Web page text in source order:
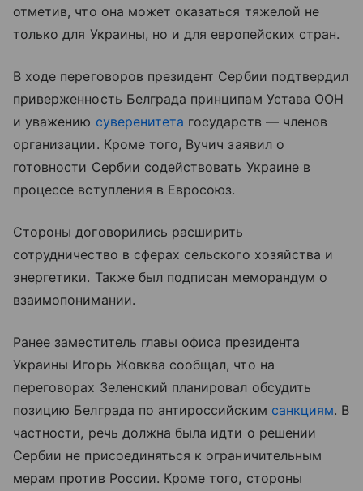
отметив, что она может оказаться тяжелой не
только для Украины, но и для европейских стран.
В ходе переговоров президент Сербии подтвердил
приверженность Белграда принципам Устава ООН
и уважению суверенитета государств — членов
организации. Кроме того, Вучич заявил о
готовности Сербии содействовать Украине в
процессе вступления в Евросоюз.
Стороны договорились расширить
сотрудничество в сферах сельского хозяйства и
энергетики. Также был подписан меморандум о
взаимопонимании.
Ранее заместитель главы офиса президента
Украины Игорь Жовква сообщал, что на
переговорах Зеленский планировал обсудить
позицию Белграда по антироссийским санкциям. В
частности, речь должна была идти о решении
Сербии не присоединяться к ограничительным
мерам против России. Кроме того, стороны